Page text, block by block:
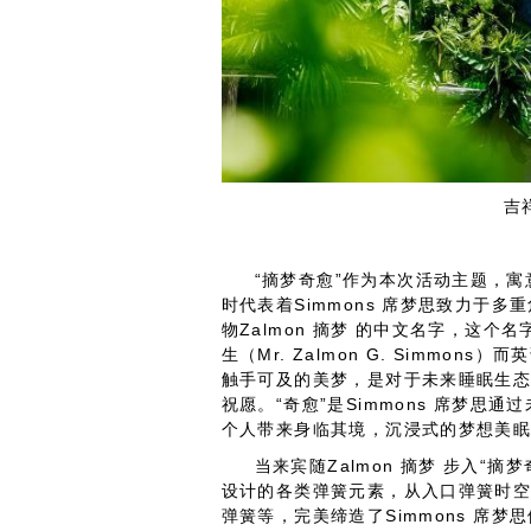
吉
“摘梦奇愈”作为本次活动主题，
时代表着Simmons 席梦思致力于多
物Zalmon 摘梦 的中文名字，这个名
生（Mr. Zalmon G. Simmons）而英
触手可及的美梦，是对于未来睡眠生
祝愿。“奇愈”是Simmons 席梦思通
个人带来身临其境，沉浸式的梦想美
当来宾随Zalmon 摘梦 步入“摘梦
设计的各类弹簧元素，从入口弹簧时
弹簧等，完美缔造了Simmons 席梦